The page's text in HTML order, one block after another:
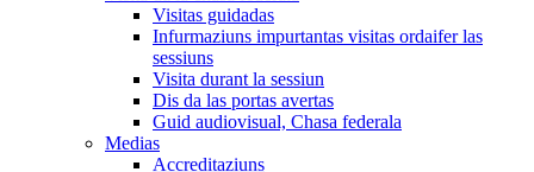
Visitas guidadas
Infurmaziuns impurtantas visitas ordaifer las
sessiuns
Visita durant la sessiun
Dis da las portas avertas
Guid audiovisual, Chasa federala
Medias
Accreditaziuns